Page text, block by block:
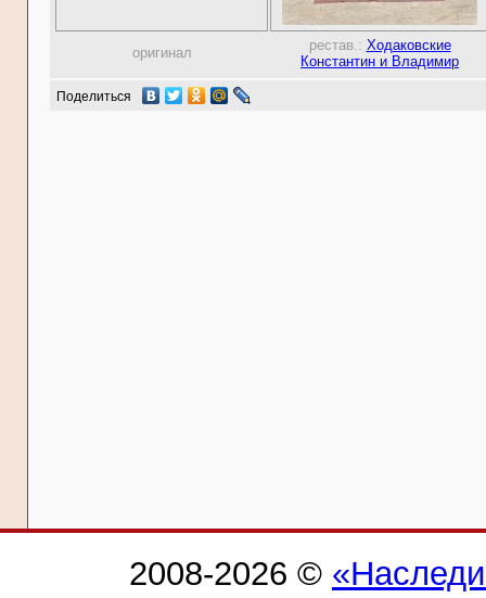
оригинал рестав.: Ходаковские
Константин и Владимир
Поделиться
2008-2026 ©